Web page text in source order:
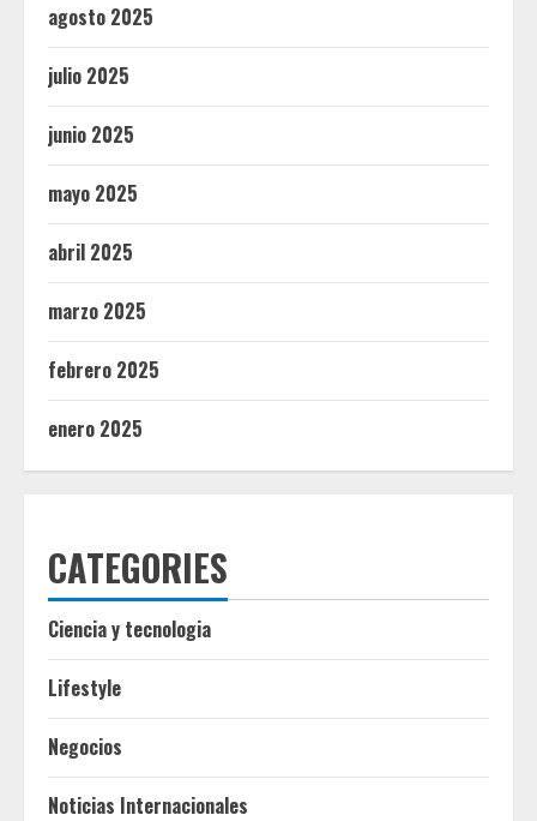
agosto 2025
julio 2025
junio 2025
mayo 2025
abril 2025
marzo 2025
febrero 2025
enero 2025
CATEGORIES
Ciencia y tecnologia
Lifestyle
Negocios
Noticias Internacionales